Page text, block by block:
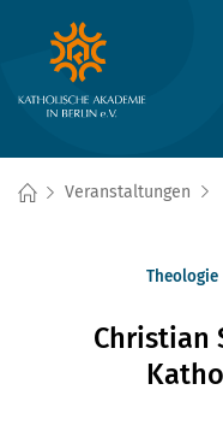
Veranstaltungen
Theologie
Christian